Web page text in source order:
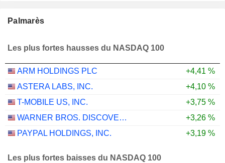
Palmarès
Les plus fortes hausses du NASDAQ 100
ARM HOLDINGS PLC
+4,41 %
ASTERA LABS, INC.
+4,10 %
T-MOBILE US, INC.
+3,75 %
WARNER BROS. DISCOVERY, INC.
+3,26 %
PAYPAL HOLDINGS, INC.
+3,19 %
Les plus fortes baisses du NASDAQ 100